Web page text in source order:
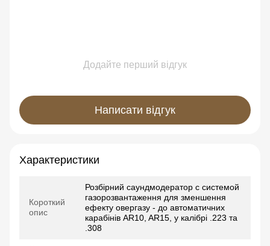
Додайте перший відгук
Написати відгук
Характеристики
Короткий
опис
Розбірний саундмодератор с системой
газорозвантаження для зменшення
ефекту овергазу - до автоматичних
карабінів АR10, AR15, у калібрі .223 та
.308